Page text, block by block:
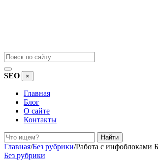
SEO ×
Главная
Блог
О сайте
Контакты
Поиск
Найти
Главная/Без рубрики/Работа с инфоблоками
Без рубрики